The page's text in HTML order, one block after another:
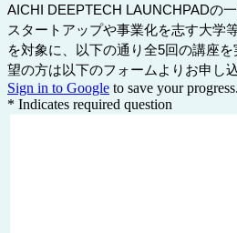
AICHI DEEPTECH LAUNCHPADの
スタートアップや事業化を志す大学
を対象に、以下の通り全5回の講座
望の方は以下のフォームよりお申し
Sign in to Google to save your progress.
* Indicates required question